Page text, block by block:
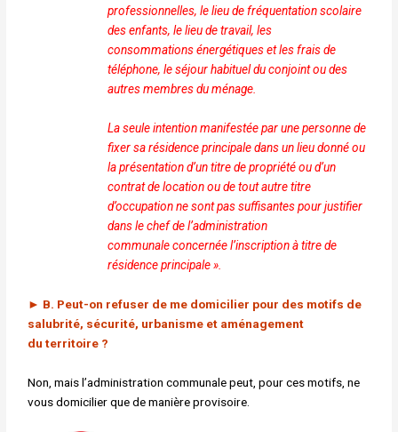
professionnelles, le lieu de fréquentationscolaire
des enfants, le lieu de travail, les
consommationsénergétiques et les frais de
téléphone, le séjour habituel duconjoint ou des
autres membres du ménage.
La seule intention manifestée par une personne de
fixer sarésidence principale dans un lieu donné ou
la présentationd’un titre de propriété ou d’un
contrat de location ou detout autre titre
d’occupation ne sont pas suffisantes pourjustifier
dans le chef de l’administration
communaleconcernée l’inscription à titre de
résidence principale ».
► B. Peut-on refuser de me domicilier pour des motifs de
salubrité, sécurité, urbanisme et aménagement
duterritoire ?
Non, mais l’administration communale peut, pour ces motifs, ne
vousdomicilier que de manière provisoire.